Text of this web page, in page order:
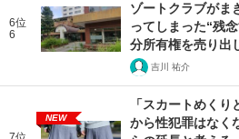
6位
6
ゾートクラブがま
ってしまった“残
分所有権を売り出
吉川 祐介
NEW
「スカートめく
から性犯罪はなく